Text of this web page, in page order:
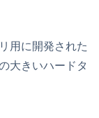
用に開発された
大きいハードタ